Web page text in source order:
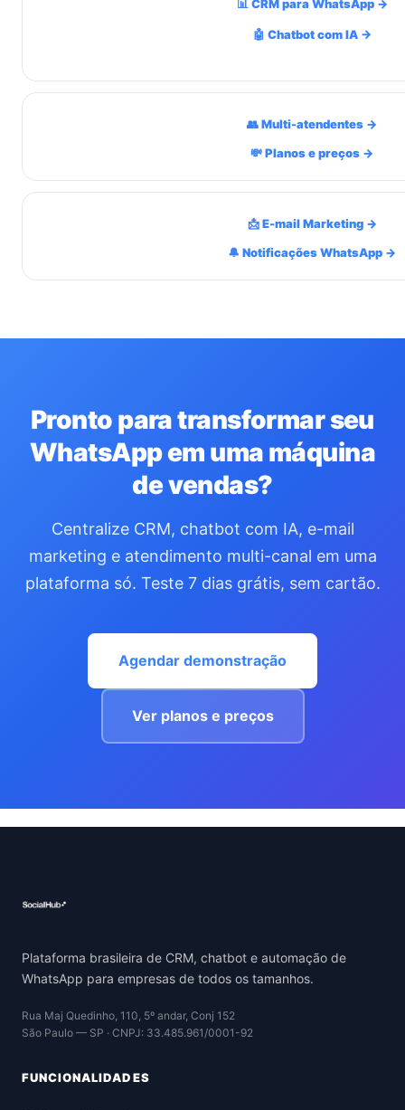
📊 CRM para WhatsApp →
🤖 Chatbot com IA →
👥 Multi-atendentes →
💸 Planos e preços →
📩 E-mail Marketing →
🔔 Notificações WhatsApp →
Pronto para transformar seu
WhatsApp em uma máquina
de vendas?
Centralize CRM, chatbot com IA, e-mail
marketing e atendimento multi-canal em uma
plataforma só. Teste 7 dias grátis, sem cartão.
Agendar demonstração
Ver planos e preços
Plataforma brasileira de CRM, chatbot e automação de
WhatsApp para empresas de todos os tamanhos.
Rua Maj Quedinho, 110, 5º andar, Conj 152
São Paulo — SP · CNPJ: 33.485.961/0001-92
FUNCIONALIDADES